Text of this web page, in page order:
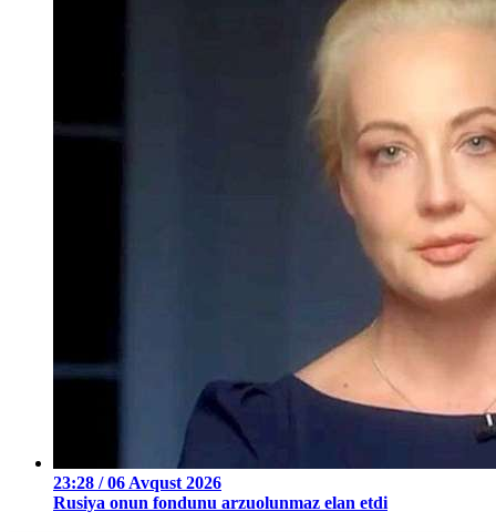
23:28 / 06 Avqust 2026
Rusiya onun fondunu arzuolunmaz elan etdi